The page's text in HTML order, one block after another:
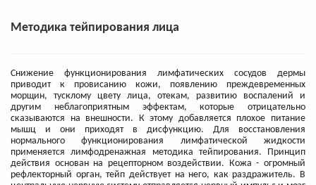
Методика тейпирования лица
Снижение функционирования лимфатических сосудов дермы
приводит к провисанию кожи, появлению преждевременных
морщин, тусклому цвету лица, отекам, развитию воспалений и
другим неблагоприятным эффектам, которые отрицательно
сказываются на внешности. К этому добавляется плохое питание
мышц и они приходят в дисфункцию. Для восстановления
нормального функционирования лимфатической жидкости
применяется лимфодренажная методика тейпирования. Принцип
действия основан на рецепторном воздействии. Кожа - огромный
рефлекторный орган, тейп действует на него, как раздражитель. В